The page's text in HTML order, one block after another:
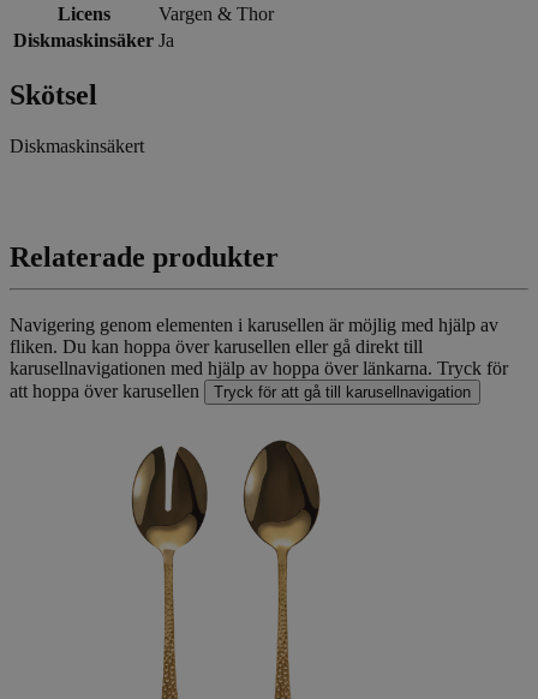
Licens
Vargen & Thor
Diskmaskinsäker Ja
Skötsel
Diskmaskinsäkert
Relaterade produkter
Navigering genom elementen i karusellen är möjlig med hjälp av
fliken. Du kan hoppa över karusellen eller gå direkt till
karusellnavigationen med hjälp av hoppa över länkarna. Tryck för
att hoppa över karusellen
Tryck för att gå till karusellnavigation